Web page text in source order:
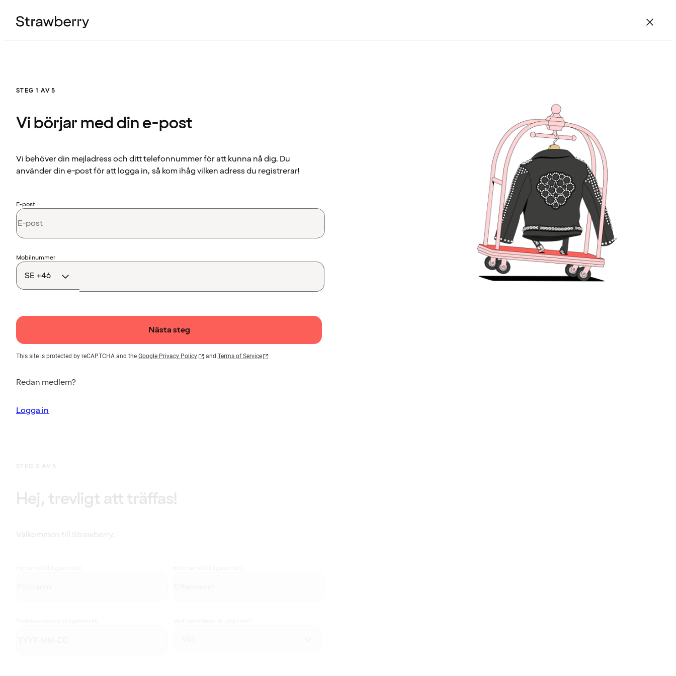
STEG 1 AV 5
Vi börjar med din e-post
Vi behöver din mejladress och ditt telefonnummer för att kunna nå dig. Du
använder din e-post för att logga in, så kom ihåg vilken adress du registrerar!
E-post
Landskod
Mobilnummer
Nästa steg
This site is protected by reCAPTCHA and the Google Privacy Policy and Terms of Service
Redan medlem?
Logga in
STEG 2 AV 5
Hej, trevligt att träffas!
Välkommen till Strawberry.